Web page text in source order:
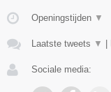
Openingstijden ▼
Laatste tweets ▼
Sociale media: